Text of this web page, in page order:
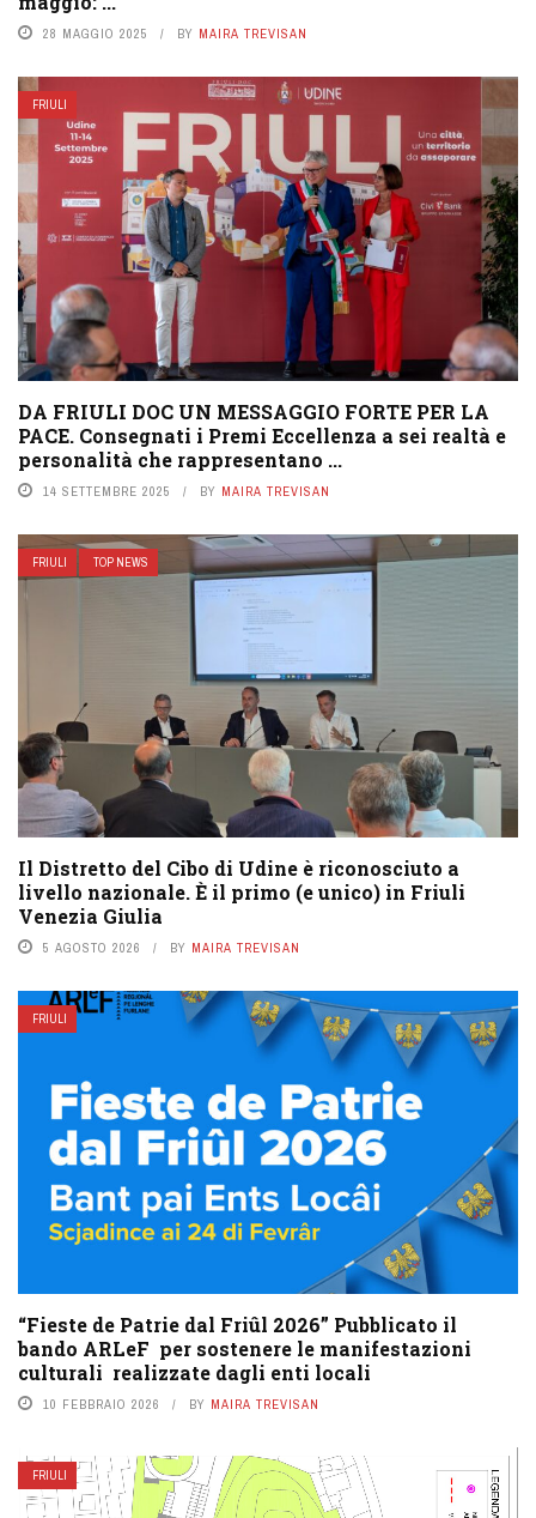
28 MAGGIO 2025 BY MAIRA TREVISAN
FRIULI
DA FRIULI DOC UN MESSAGGIO FORTE PER LA
PACE. Consegnati i Premi Eccellenza a sei realtà e
personalità che rappresentano ...
14 SETTEMBRE 2025 BY MAIRA TREVISAN
FRIULI TOP NEWS
Il Distretto del Cibo di Udine è riconosciuto a
livello nazionale. È il primo (e unico) in Friuli
Venezia Giulia
5 AGOSTO 2026 BY MAIRA TREVISAN
FRIULI
“Fieste de Patrie dal Friûl 2026” Pubblicato il
bando ARLeF per sostenere le manifestazioni
culturali realizzate dagli enti locali
10 FEBBRAIO 2026 BY MAIRA TREVISAN
FRIULI